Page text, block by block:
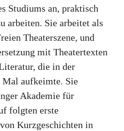
Studiums an, praktisch
arbeiten. Sie arbeitet als
Theaterszene, und
mit Theatertexten
die in der
Mal aufkeimte. Sie
Akademie für
folgten erste
Kurzgeschichten in